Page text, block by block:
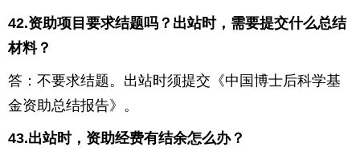
42.资助项目要求结题吗？出站时，需要提交什么总结
材料？
答：不要求结题。出站时须提交《中国博士后科学基
金资助总结报告》。
43.出站时，资助经费有结余怎么办？